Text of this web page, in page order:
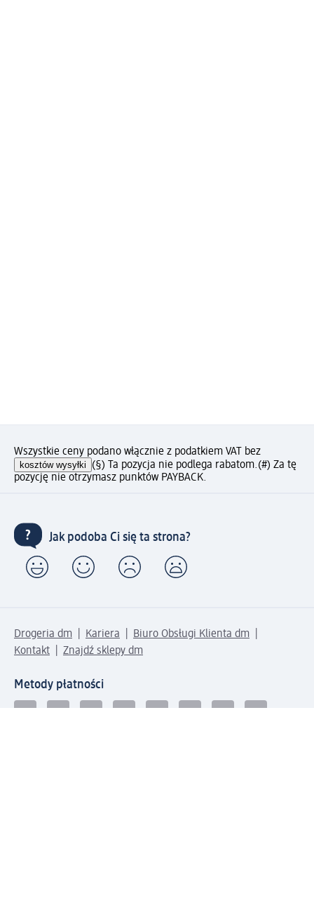
Wszystkie ceny podano włącznie z podatkiem VAT bez
kosztów wysyłki (§) Ta pozycja nie podlega rabatom.(#) Za tę
pozycję nie otrzymasz punktów PAYBACK.
Jak podoba Ci się ta strona?
Drogeria dm Kariera
Biuro Obsługi Klienta dm
Kontakt
Znajdź sklepy dm
Metody płatności